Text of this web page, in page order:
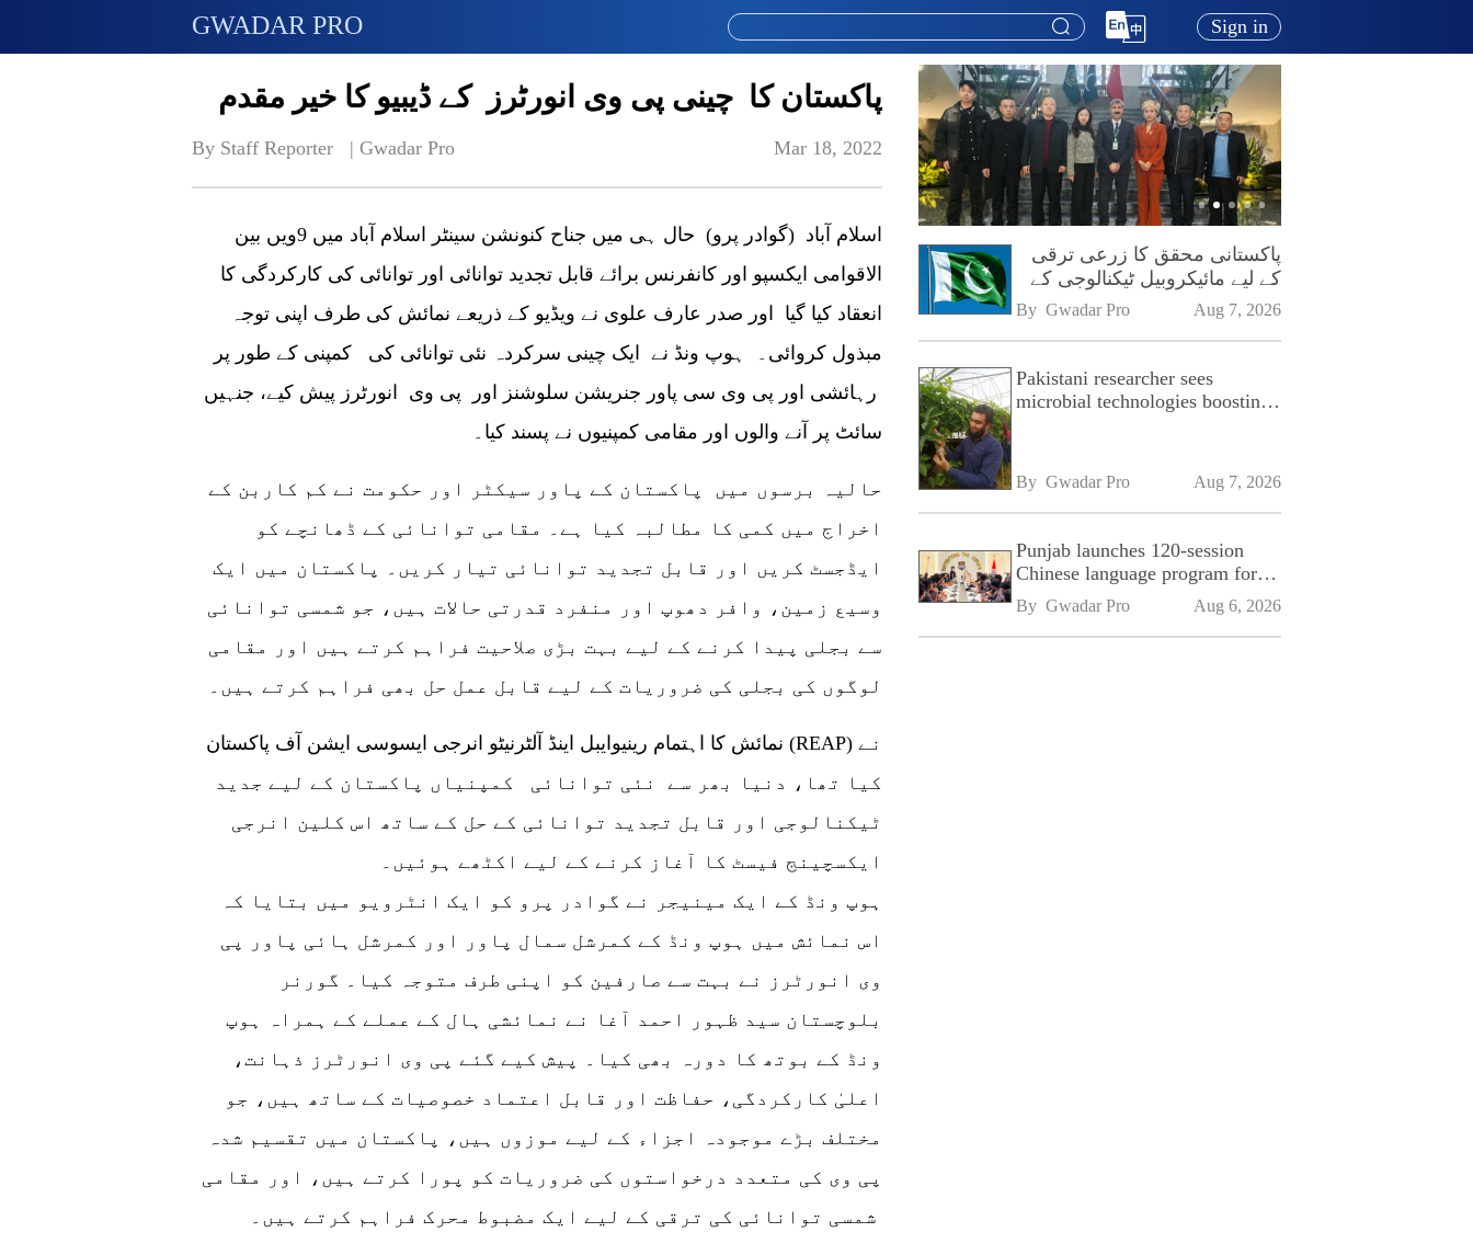
GWADAR PRO Sign in
پاکستان کا چینی پی وی انورٹرز کے ڈیبیو کا خیر مقدم
By Staff Reporter   | Gwadar Pro Mar 18, 2022
اسلام آباد (گوادر پرو) حال ہی میں جناح کنونشن سینٹر اسلام آباد میں 9ویں بین
الاقوامی ایکسپو اور کانفرنس برائے قابل تجدید توانائی اور توانائی کی کارکردگی کا
انعقاد کیا گیا اور صدر عارف علوی نے ویڈیو کے ذریعے نمائش کی طرف اپنی توجہ
مبذول کروائی۔ ہوپ ونڈ نے ایک چینی سرکردہ نئی توانائی کی کمپنی کے طور پر
رہائشی اور پی وی سی پاور جنریشن سلوشنز اور پی وی انورٹرز پیش کیے، جنہیں
سائٹ پر آنے والوں اور مقامی کمپنیوں نے پسند کیا۔
حالیہ برسوں میں پاکستان کے پاور سیکٹر اور حکومت نے کم کاربن کے
اخراج میں کمی کا مطالبہ کیا ہے۔ مقامی توانائی کے ڈھانچے کو
ایڈجسٹ کریں اور قابل تجدید توانائی تیار کریں۔ پاکستان میں ایک
وسیع زمین، وافر دھوپ اور منفرد قدرتی حالات ہیں، جو شمسی توانائی
سے بجلی پیدا کرنے کے لیے بہت بڑی صلاحیت فراہم کرتے ہیں اور مقامی
لوگوں کی بجلی کی ضروریات کے لیے قابل عمل حل بھی فراہم کرتے ہیں۔
نمائش کا اہتمام رینیوایبل اینڈ آلٹرنیٹو انرجی ایسوسی ایشن آف پاکستان (REAP) نے
کیا تھا، دنیا بھر سے نئی توانائی کمپنیاں پاکستان کے لیے جدید
ٹیکنالوجی اور قابل تجدید توانائی کے حل کے ساتھ اس کلین انرجی
ایکسچینج فیسٹ کا آغاز کرنے کے لیے اکٹھے ہوئیں۔
ہوپ ونڈ کے ایک مینیجر نے گوادر پرو کو ایک انٹرویو میں بتایا کہ
اس نمائش میں ہوپ ونڈ کے کمرشل سمال پاور اور کمرشل ہائی پاور پی
وی انورٹرز نے بہت سے صارفین کو اپنی طرف متوجہ کیا۔ گورنر
بلوچستان سید ظہور احمد آغا نے نمائشی ہال کے عملے کے ہمراہ ہوپ
ونڈ کے بوتھ کا دورہ بھی کیا۔ پیش کیے گئے پی وی انورٹرز ذہانت،
اعلیٰ کارکردگی، حفاظت اور قابل اعتماد خصوصیات کے ساتھ ہیں، جو
مختلف بڑے موجودہ اجزاء کے لیے موزوں ہیں، پاکستان میں تقسیم شدہ
پی وی کی متعدد درخواستوں کی ضروریات کو پورا کرتے ہیں، اور مقامی
پاکستانی محقق کا زرعی ترقی
کے لیے مائیکروبیل ٹیکنالوجی کے
فروغ پر زور
By Gwadar Pro Aug 7, 2026
Pakistani researcher sees
microbial technologies boosting
By Gwadar Pro Aug 7, 2026
Punjab launches 120-session
Chinese language program for
SPU
By Gwadar Pro Aug 6, 2026